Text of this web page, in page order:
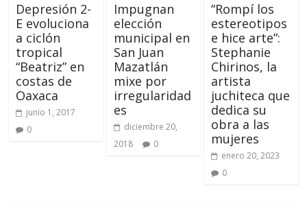
Depresión 2-
E evoluciona
a ciclón
tropical
“Beatriz” en
costas de
Oaxaca
junio 1, 2017
0
Impugnan
elección
municipal en
San Juan
Mazatlán
mixe por
irregularidad
es
diciembre 20,
2018
0
“Rompí los
estereotipos
e hice arte”:
Stephanie
Chirinos, la
artista
juchiteca que
dedica su
obra a las
mujeres
enero 20, 2023
0